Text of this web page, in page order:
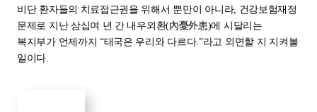
비단 환자들의 치료접근권을 위해서 뿐만이 아니라, 건강보험재정
문제로 지난 삼십여 년 간 내우외환(內憂外患)에 시달리는
복지부가 언제까지 “태국은 우리와 다르다.”라고 외면할 지 지켜볼
일이다.